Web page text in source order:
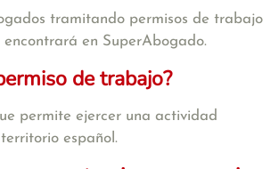
tramitando permisos de trabajo
encontrará en SuperAbogado.
de trabajo?
permite ejercer una actividad
español.